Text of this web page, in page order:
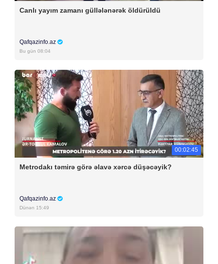
Canlı yayım zamanı güllələnərək öldürüldü
Qafqazinfo.az
Bu gün 08:04
00:02:45
Metrodakı təmirə görə əlavə xərcə düşəcəyik?
Qafqazinfo.az
Dünən 15:49